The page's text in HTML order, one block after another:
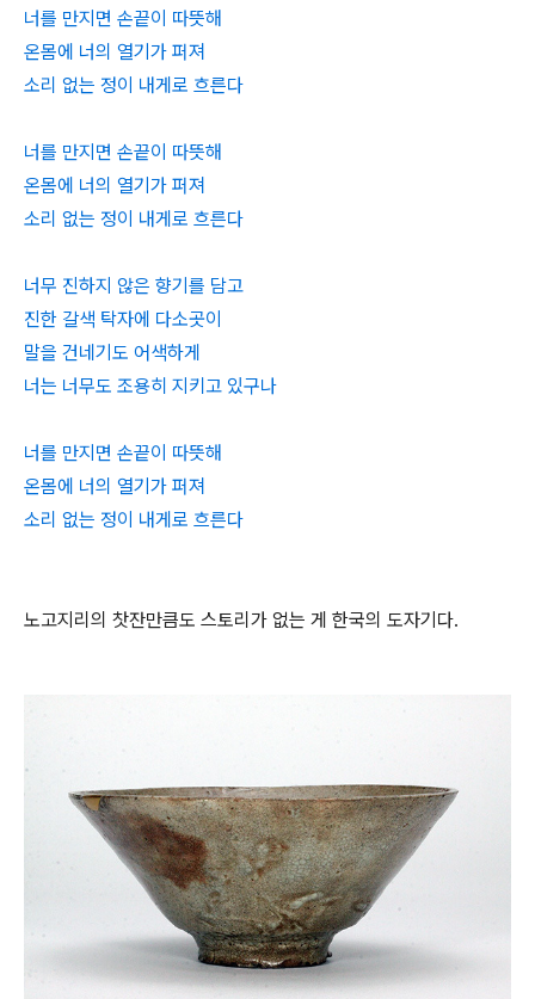
너를 만지면 손끝이 따뜻해
온몸에 너의 열기가 퍼져
소리 없는 정이 내게로 흐른다
너를 만지면 손끝이 따뜻해
온몸에 너의 열기가 퍼져
소리 없는 정이 내게로 흐른다
너무 진하지 않은 향기를 담고
진한 갈색 탁자에 다소곳이
말을 건네기도 어색하게
너는 너무도 조용히 지키고 있구나
너를 만지면 손끝이 따뜻해
온몸에 너의 열기가 퍼져
소리 없는 정이 내게로 흐른다
노고지리의 찻잔만큼도 스토리가 없는 게 한국의 도자기다.